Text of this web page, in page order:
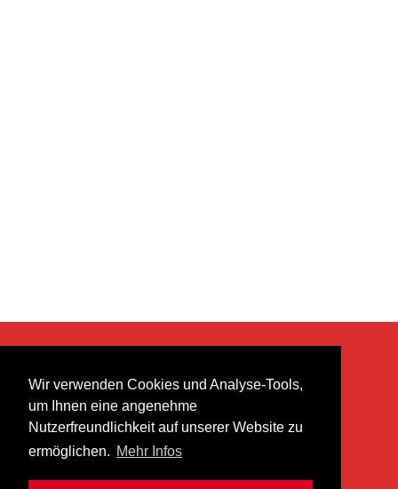
Wir verwenden Cookies und Analyse-Tools,
um Ihnen eine angenehme
Nutzerfreundlichkeit auf unserer Website zu
ermöglichen. Mehr Infos
heer musik ag
Lättenstrasse 35
8952 Schlieren
info@heermusic.com